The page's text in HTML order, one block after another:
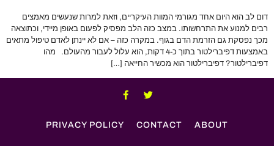
דום לב הוא היום אחד מגורמי המוות העיקריים, וזאת למרות שנעשים מאמצים
רבים למנוע את התרחשותו. במצב כזה הלב מפסיק לפעום באופן מיידי, וכתוצאה
מכך נפסקת גם הזרמת הדם בגוף. במקרה כזה – אם לא יינתן לאדם טיפול מתאים
באמצעות דפיברילטור בתוך כ-4 דקות, הוא עלול לעבור מהעולם. מהו
דפיברילטור? דפיברילטור הוא מכשיר החייאה […]
ABOUT
CONTACT
PRIVACY POLICY